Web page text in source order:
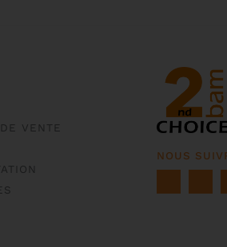
VENTE
NOUS